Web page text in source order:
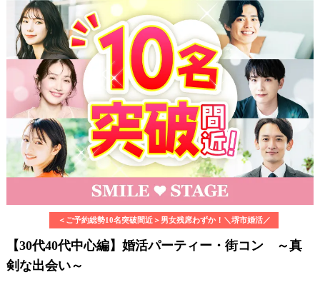
よくあるご質問
アフターアプローチとは
お問い合わせ
利用規約
個人情報保護方針launch
子どもの安全基準に関するポリシーlaunch
公式アカウントで最新情報を配信中！
＜ご予約総勢10名突破間近＞男女残席わずか！＼堺市婚活／
【30代40代中心編】婚活パーティー・街コン ～真
剣な出会い～